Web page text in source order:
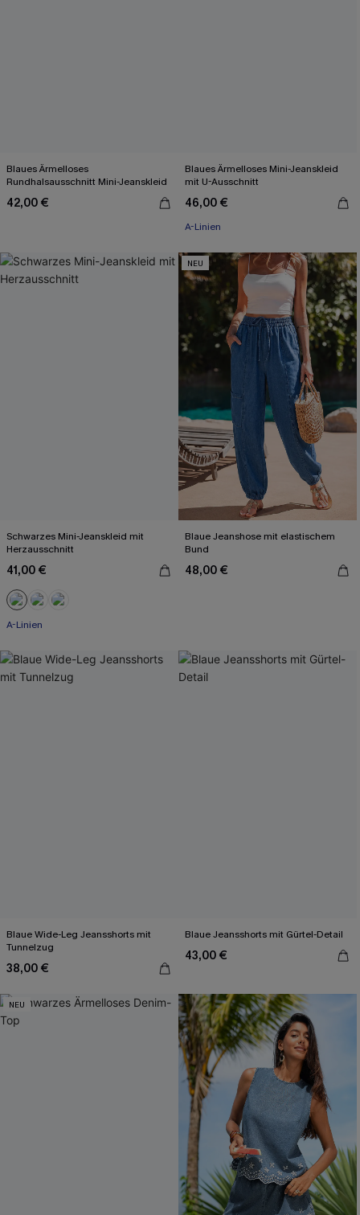
Blaues Ärmelloses
Rundhalsausschnitt Mini-Jeanskleid
42,00 €
Blaues Ärmelloses Mini-Jeanskleid
mit U-Ausschnitt
46,00 €
A-Linien
Schwarzes Mini-Jeanskleid mit
Herzausschnitt
41,00 €
A-Linien
NEU
Blaue Jeanshose mit elastischem
Bund
48,00 €
Blaue Wide-Leg Jeansshorts mit
Tunnelzug
38,00 €
Blaue Jeansshorts mit Gürtel-Detail
43,00 €
NEU